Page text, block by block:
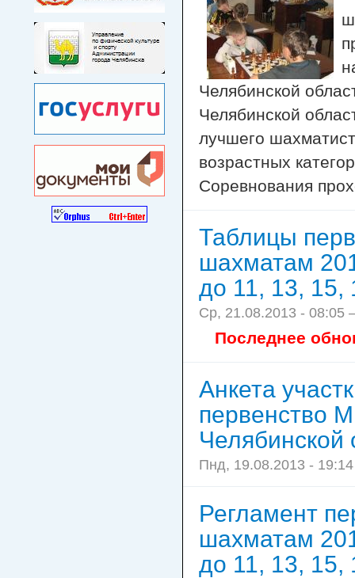
Челябинской
Челябинской
лучшего
возрастных
Соревнования
Таблицы
шахматам
до 11, 13, 15,
Ср, 21.08.2013 -
Последнее
Анкета
первенство
Челябинской
Пнд, 19.08.2013 -
Регламент
шахматам
до 11, 13, 15,